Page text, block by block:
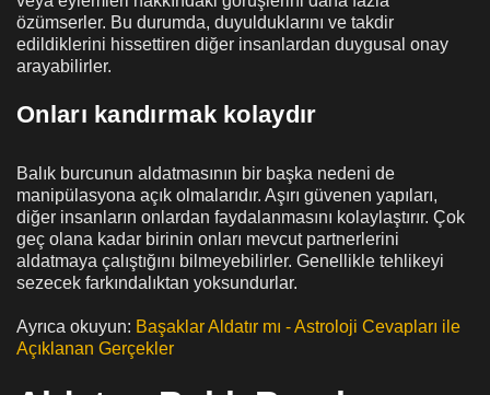
özümserler. Bu durumda, duyulduklarını ve takdir
edildiklerini hissettiren diğer insanlardan duygusal onay
arayabilirler.
Onları kandırmak kolaydır
Balık burcunun aldatmasının bir başka nedeni de
manipülasyona açık olmalarıdır. Aşırı güvenen yapıları,
diğer insanların onlardan faydalanmasını kolaylaştırır. Çok
geç olana kadar birinin onları mevcut partnerlerini
aldatmaya çalıştığını bilmeyebilirler. Genellikle tehlikeyi
sezecek farkındalıktan yoksundurlar.
Ayrıca okuyun: Başaklar Aldatır mı - Astroloji Cevapları ile
Açıklanan Gerçekler